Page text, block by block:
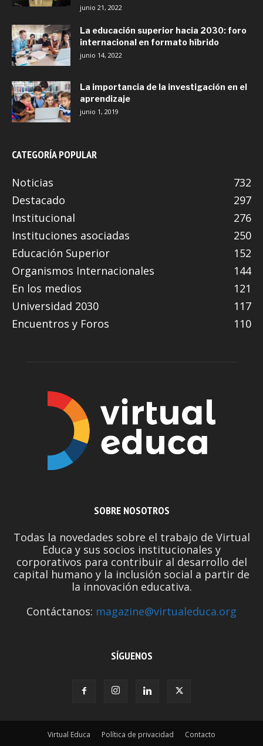
junio 21, 2022
La educación superior hacia 2030: foro
internacional en formato híbrido
junio 14, 2022
La importancia de la investigación en el
aprendizaje
junio 1, 2019
CATEGORÍA POPULAR
Noticias
732
Destacado
297
Institucional
276
Instituciones asociadas
250
Educación Superior
152
Organismos Internacionales
144
En los medios
121
Universidad 2030
117
Encuentros y Foros
110
SOBRE NOSOTROS
Todas la novedades sobre el trabajo de Virtual
Educa y sus socios institucionales y
corporativos para contribuir al desarrollo del
capital humano y la inclusión social a partir de
la innovación educativa.
Contáctanos: magazine@virtualeduca.org
SÍGUENOS
Virtual Educa Política de privacidad Contacto